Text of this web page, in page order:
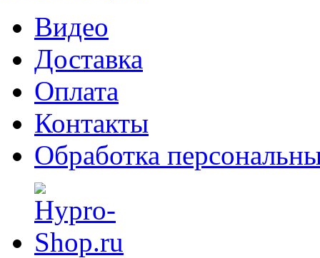
Видео
Доставка
Оплата
Контакты
Обработка